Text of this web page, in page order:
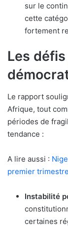
sur le
cette
fortement
Les
Le rapport
Afrique, tout
périodes de
tendance :
A lire aussi :
premier
Instabilité
certaines